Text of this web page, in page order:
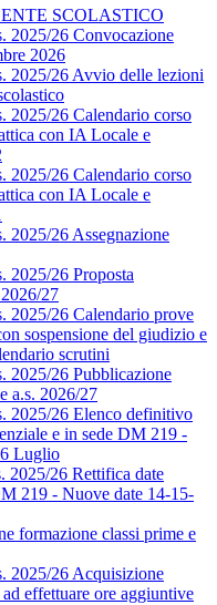
SCOLASTICO
2025/26 Convocazione
2026
2025/26 Avvio delle lezioni
2025/26 Calendario corso
con IA Locale e
2025/26 Calendario corso
con IA Locale e
2025/26 Assegnazione
2025/26 Proposta
27
2025/26 Calendario prove
sospensione del giudizio e
scrutini
2025/26 Pubblicazione
a.s. 2026/27
2025/26 Elenco definitivo
e in sede DM 219 -
Luglio
2025/26 Rettifica date
219 - Nuove date 14-15-
formazione classi prime e
2025/26 Acquisizione
effettuare ore aggiuntive